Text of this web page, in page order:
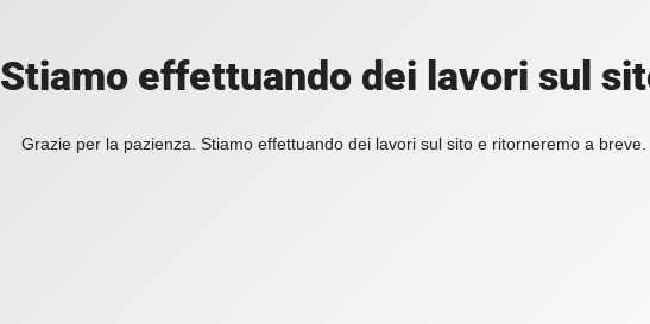
Stiamo effettuando dei lavori sul
Grazie per la pazienza. Stiamo effettuando dei lavori sul sito e ritorneremo a breve.